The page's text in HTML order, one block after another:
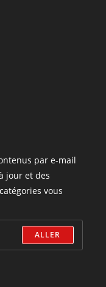
par e-mail
jour et des
vous
ALLER